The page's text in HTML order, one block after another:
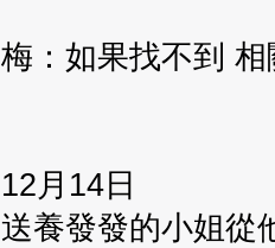
梅：如果找不到
12月14日
送養發發的小姐從